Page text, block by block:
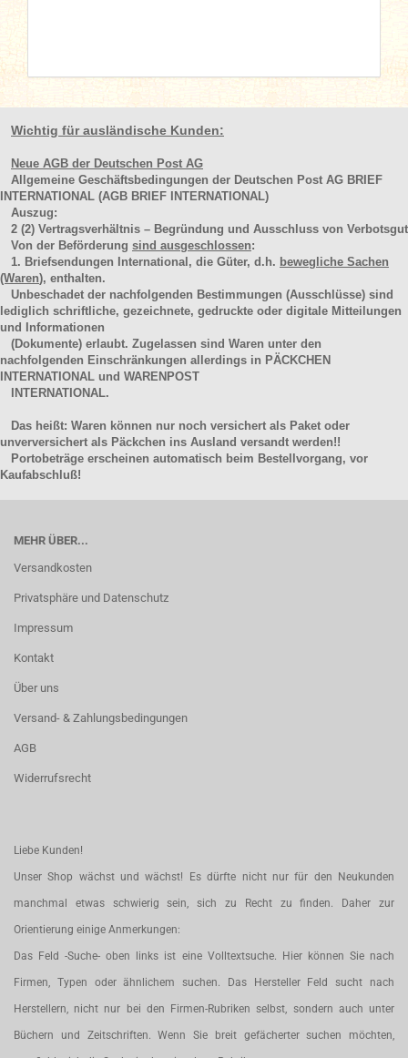
Wichtig für ausländische Kunden:
Neue AGB der Deutschen Post AG
Allgemeine Geschäftsbedingungen der Deutschen Post AG BRIEF
INTERNATIONAL (AGB BRIEF INTERNATIONAL)
Auszug:
2 (2) Vertragsverhältnis – Begründung und Ausschluss von Verbotsgut
Von der Beförderung sind ausgeschlossen:
1. Briefsendungen International, die Güter, d.h. bewegliche Sachen
(Waren), enthalten.
Unbeschadet der nachfolgenden Bestimmungen (Ausschlüsse) sind
lediglich schriftliche, gezeichnete, gedruckte oder digitale Mitteilungen
und Informationen
(Dokumente) erlaubt. Zugelassen sind Waren unter den
nachfolgenden Einschränkungen allerdings in PÄCKCHEN
INTERNATIONAL und WARENPOST
INTERNATIONAL.
Das heißt: Waren können nur noch versichert als Paket oder
unverversichert als Päckchen ins Ausland versandt werden!!
Portobeträge erscheinen automatisch beim Bestellvorgang, vor
Kaufabschluß!
MEHR ÜBER...
Versandkosten
Privatsphäre und Datenschutz
Impressum
Kontakt
Über uns
Versand- & Zahlungsbedingungen
AGB
Widerrufsrecht
Liebe Kunden!
Unser Shop wächst und wächst! Es dürfte nicht nur für den Neukunden
manchmal etwas schwierig sein, sich zu Recht zu finden. Daher zur
Orientierung einige Anmerkungen:
Das Feld -Suche- oben links ist eine Volltextsuche. Hier können Sie nach
Firmen, Typen oder ähnlichem suchen. Das Hersteller Feld sucht nach
Herstellern, nicht nur bei den Firmen-Rubriken selbst, sondern auch unter
Büchern und Zeitschriften. Wenn Sie breit gefächerter suchen möchten,